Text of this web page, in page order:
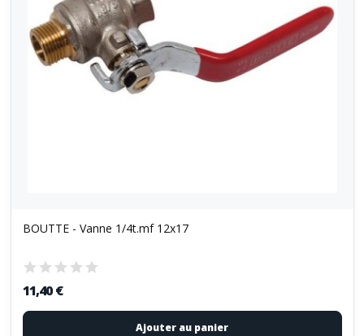
BOUTTE - Vanne 1/4t.mf 12x17
11,40 €
Ajouter au panier